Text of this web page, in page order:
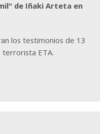
de Iñaki Arteta en
los testimonios de 13
terrorista ETA.